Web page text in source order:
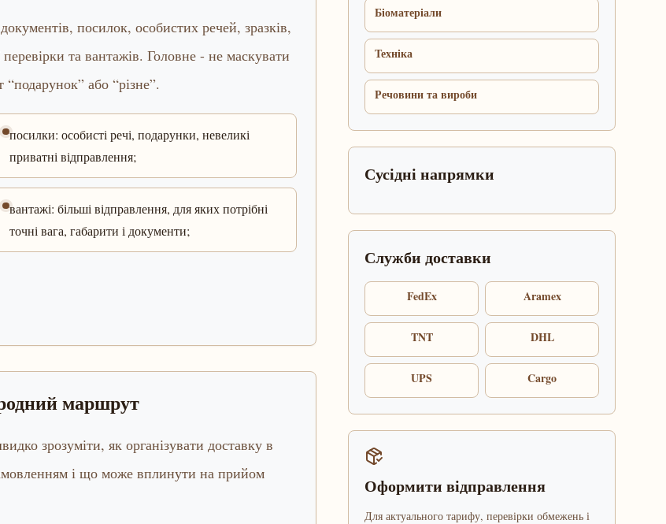
посилок, особистих речей, зразків,
та вантажів. Головне - не маскувати
або “різне”.
посилки: особисті речі, подарунки, невеликі
приватні відправлення;
вантажі: більші відправлення, для яких потрібні
точні вага, габарити і документи;
маршрут
зрозуміти, як організувати доставку в
і що може вплинути на прийом
Біоматеріали
Техніка
Речовини та вироби
Сусідні напрямки
Служби доставки
FedEx Aramex
TNT DHL
UPS Cargo
Оформити відправлення
Для актуального тарифу, перевірки обмежень і